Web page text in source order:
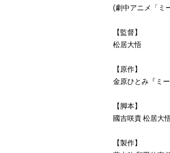
(劇中アニメ「ミ
【監督】
松居大悟
【原作】
金原ひとみ『ミ
【脚本】
國吉咲貴 松居大
【製作】